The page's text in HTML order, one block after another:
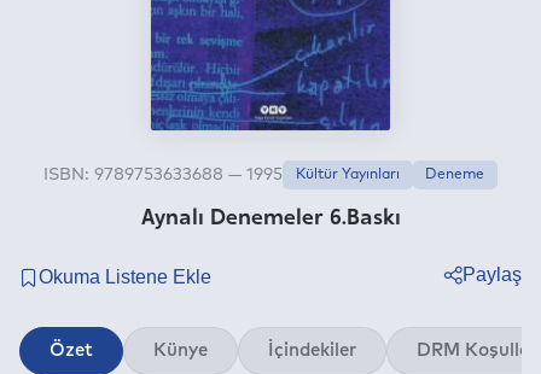
Aynalı Denemeler 6.Baskı
ISBN: 9789753633688 — 1995 Kültür Yayınları Deneme
Paylaş
Twitter
Özet Künye İçindekiler DRM Koşulları